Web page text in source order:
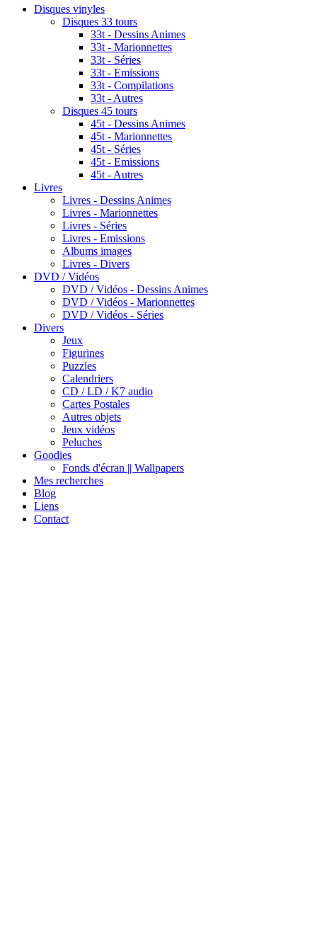
Disques vinyles
Disques 33 tours
33t - Dessins Animes
33t - Marionnettes
33t - Séries
33t - Emissions
33t - Compilations
33t - Autres
Disques 45 tours
45t - Dessins Animes
45t - Marionnettes
45t - Séries
45t - Emissions
45t - Autres
Livres
Livres - Dessins Animes
Livres - Marionnettes
Livres - Séries
Livres - Emissions
Albums images
Livres - Divers
DVD / Vidéos
DVD / Vidéos - Dessins Animes
DVD / Vidéos - Marionnettes
DVD / Vidéos - Séries
Divers
Jeux
Figurines
Puzzles
Calendriers
CD / LD / K7 audio
Cartes Postales
Autres objets
Jeux vidéos
Peluches
Goodies
Fonds d'écran || Wallpapers
Mes recherches
Blog
Liens
Contact